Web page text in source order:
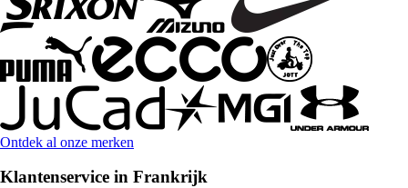
Ontdek al onze merken
Klantenservice in Frankrijk